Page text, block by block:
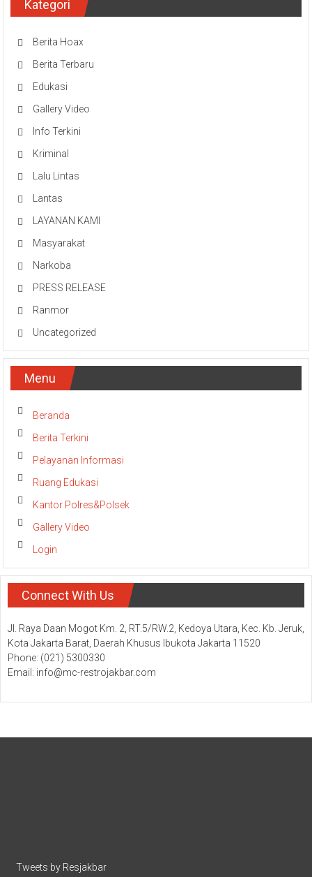
Kategori
Berita Hoax
Berita Terbaru
Edukasi
Gallery Video
Info Terkini
Kriminal
Lalu Lintas
Lantas
LAYANAN KAMI
Masyarakat
Narkoba
PRESS RELEASE
Ranmor
Uncategorized
Menu
Beranda
Berita Terkini
Pelayanan Informasi
Ruang Edukasi
Kantor Polres&Polsek
Gallery Video
Login
Connect With Us
Jl. Raya Daan Mogot Km. 2, RT.5/RW.2, Kedoya Utara, Kec. Kb. Jeruk,
Kota Jakarta Barat, Daerah Khusus Ibukota Jakarta 11520
Phone: (021) 5300330
Email: info@mc-restrojakbar.com
Tweets by Resjakbar